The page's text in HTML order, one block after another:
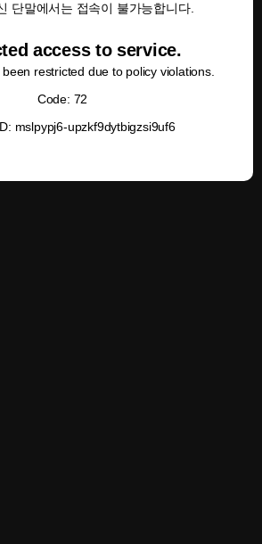
단말에서는 접속이 불가능합니다.
access to service.
restricted due to policy violations.
Code: 72
mslpypj6-upzkf9dytbigzsi9uf6